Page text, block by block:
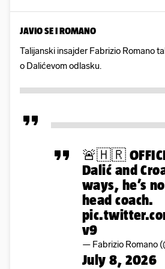
JAVIO SE I ROMANO
Talijanski insajder Fabrizio Romano
o Dalićevom odlasku.
🚨🇭🇷
Dalić and
ways, he’s
head coach.
v9
— Fabrizio Romano
July 8, 2026